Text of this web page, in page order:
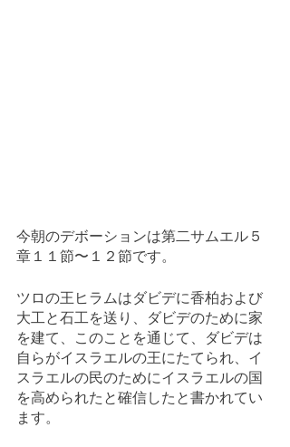
今朝のデボーションは第二サムエル５
章１１節〜１２節です。
ツロの王ヒラムはダビデに香柏および
大工と石工を送り、ダビデのために家
を建て、このことを通じて、ダビデは
自らがイスラエルの王にたてられ、イ
スラエルの民のためにイスラエルの国
を高められたと確信したと書かれてい
ます。